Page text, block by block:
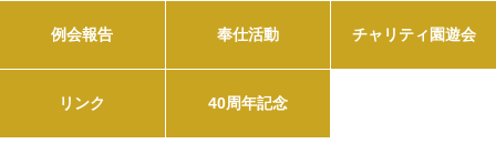
例会報告 奉仕活動 チャリティ園遊会
リンク 40周年記念